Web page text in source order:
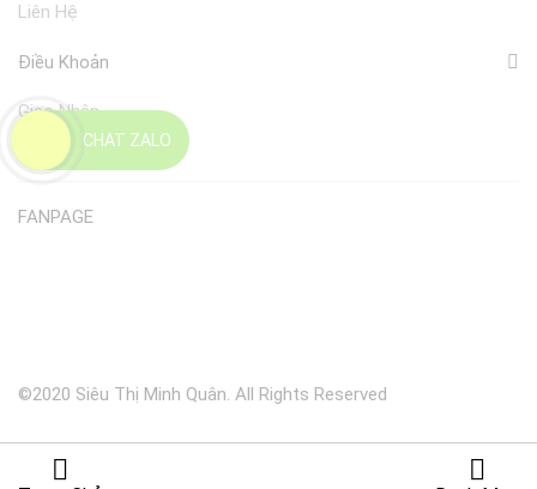
CHAT ZALO
Liên Hệ
Điều Khoản
Giao Nhận
Đổi Trả
FANPAGE
©2020 Siêu Thị Minh Quân. All Rights Reserved